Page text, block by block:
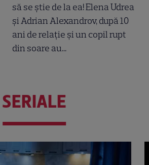
să se știe de la ea! Elena Udrea
și Adrian Alexandrov, după 10
ani de relație și un copil rupt
din soare au...
SERIALE